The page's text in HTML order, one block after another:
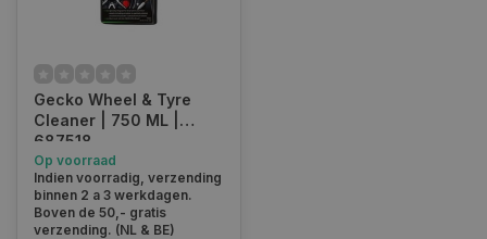
Gecko Wheel & Tyre
Cleaner | 750 ML |
687518
Op voorraad
Indien voorradig, verzending
binnen 2 a 3 werkdagen.
Boven de 50,- gratis
verzending. (NL & BE)